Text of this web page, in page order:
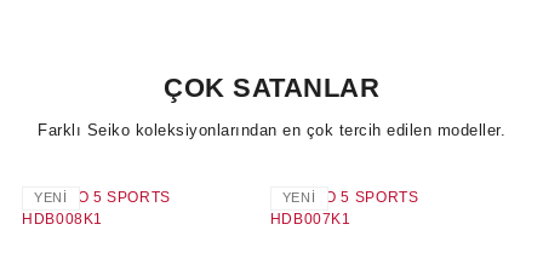
ÇOK SATANLAR
Farklı Seiko koleksiyonlarından en çok tercih edilen modeller.
YENİ YENİ